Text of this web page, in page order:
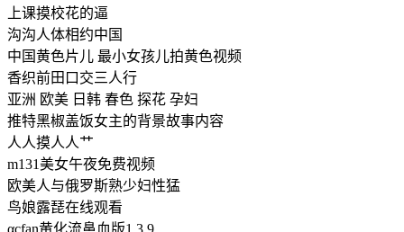
上课摸校花的逼
沟沟人体相约中国
中国黄色片儿 最小女孩儿拍黄色视频
香织前田口交三人行
亚洲 欧美 日韩 春色 探花 孕妇
推特黑椒盖饭女主的背景故事内容
人人摸人人艹
m131美女午夜免费视频
欧美人与俄罗斯熟少妇性猛
鸟娘露琵在线观看
αcfan黄化流鼻血版1.3.9